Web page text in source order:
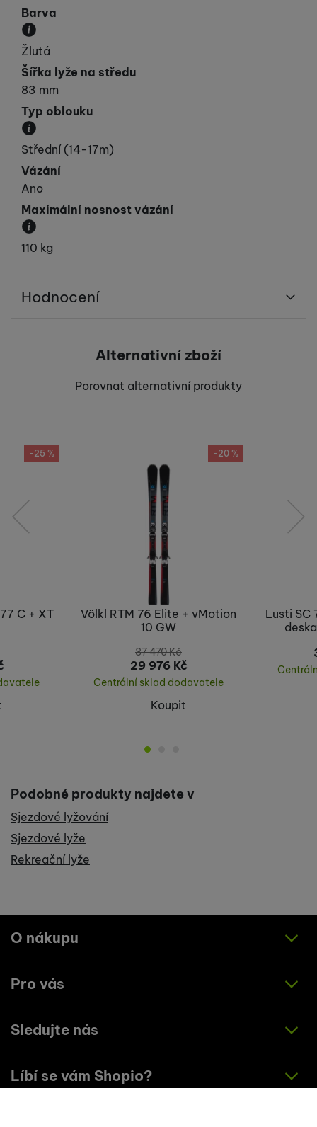
Barva
Převládající barva výrobku.
Žlutá
Šířka lyže na středu
83 mm
Typ oblouku
Přibližná velikost poloměru oblouku.
Střední (14-17m)
Vázání
Ano
Maximální nosnost vázání
Určuje maximální hmotnost lyžaře.
110 kg
Hodnocení
Recenze
Alternativní zboží
Porovnat alternativní produkty
-20 %
Völkl RTM 76 Elite + vMotion
10 GW
37 470Kč
29 976 Kč
Centrální sklad dodavatele
Koupit
Lusti SC
-25 %
C + XT
Podobné produkty najdete v
Sjezdové lyžování
Sjezdové lyže
Rekreační lyže
O nákupu
Jak nakupovat
Zásady ochrany osobních údajů
Pro vás
O nás
Kontakty
Sledujte nás
Instagram
Líbí se vám Shopio?